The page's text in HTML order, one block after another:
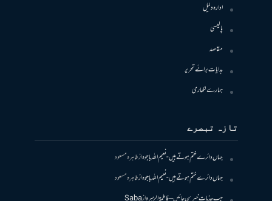
ادارہ دلیل
پالیسی
مقاصد
ہدایات برائے تحریر
ہمارے لکھاری
تازہ تبصرے
جہاں دائرے ختم ہوتے ہیں- نعیم اللہ باجوہازطاہرہ مسعود
جہاں دائرے ختم ہوتے ہیں- نعیم اللہ باجوہازطاہرہ مسعود